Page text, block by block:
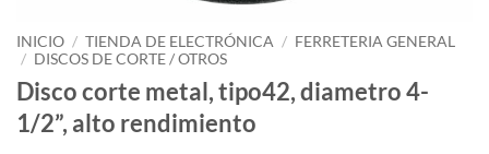
INICIO / TIENDA DE ELECTRÓNICA / FERRETERIA GENERAL
/ DISCOS DE CORTE / OTROS
Disco corte metal, tipo42, diametro 4-
1/2”, alto rendimiento